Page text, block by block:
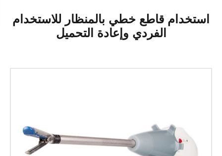
استخدام قاطع خطي بالمنظار للاستخدام
الفردي وإعادة التحميل